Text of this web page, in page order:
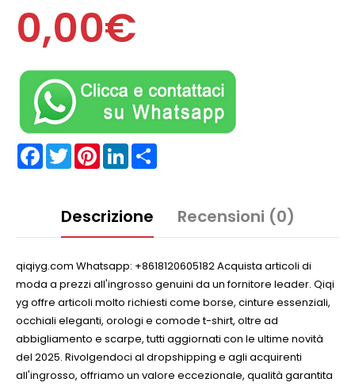
0,00€
Facebook
TwitterPinterestLinkedIn
Descrizione Recensioni (0)
qiqiyg.com Whatsapp: +8618120605182 Acquista articoli di
moda a prezzi all'ingrosso genuini da un fornitore leader. Qiqi
yg offre articoli molto richiesti come borse, cinture essenziali,
occhiali eleganti, orologi e comode t-shirt, oltre ad
abbigliamento e scarpe, tutti aggiornati con le ultime novità
del 2025. Rivolgendoci al dropshipping e agli acquirenti
all'ingrosso, offriamo un valore eccezionale, qualità garantita